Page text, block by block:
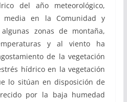
del año meteorológico,
en la Comunidad y
zonas de montaña,
y al viento ha
de la vegetación
hídrico en la vegetación
lo sitúan en disposición de
por la baja humedad